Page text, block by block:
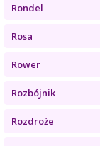
Rondel
Rosa
Rower
Rozbójnik
Rozdroże